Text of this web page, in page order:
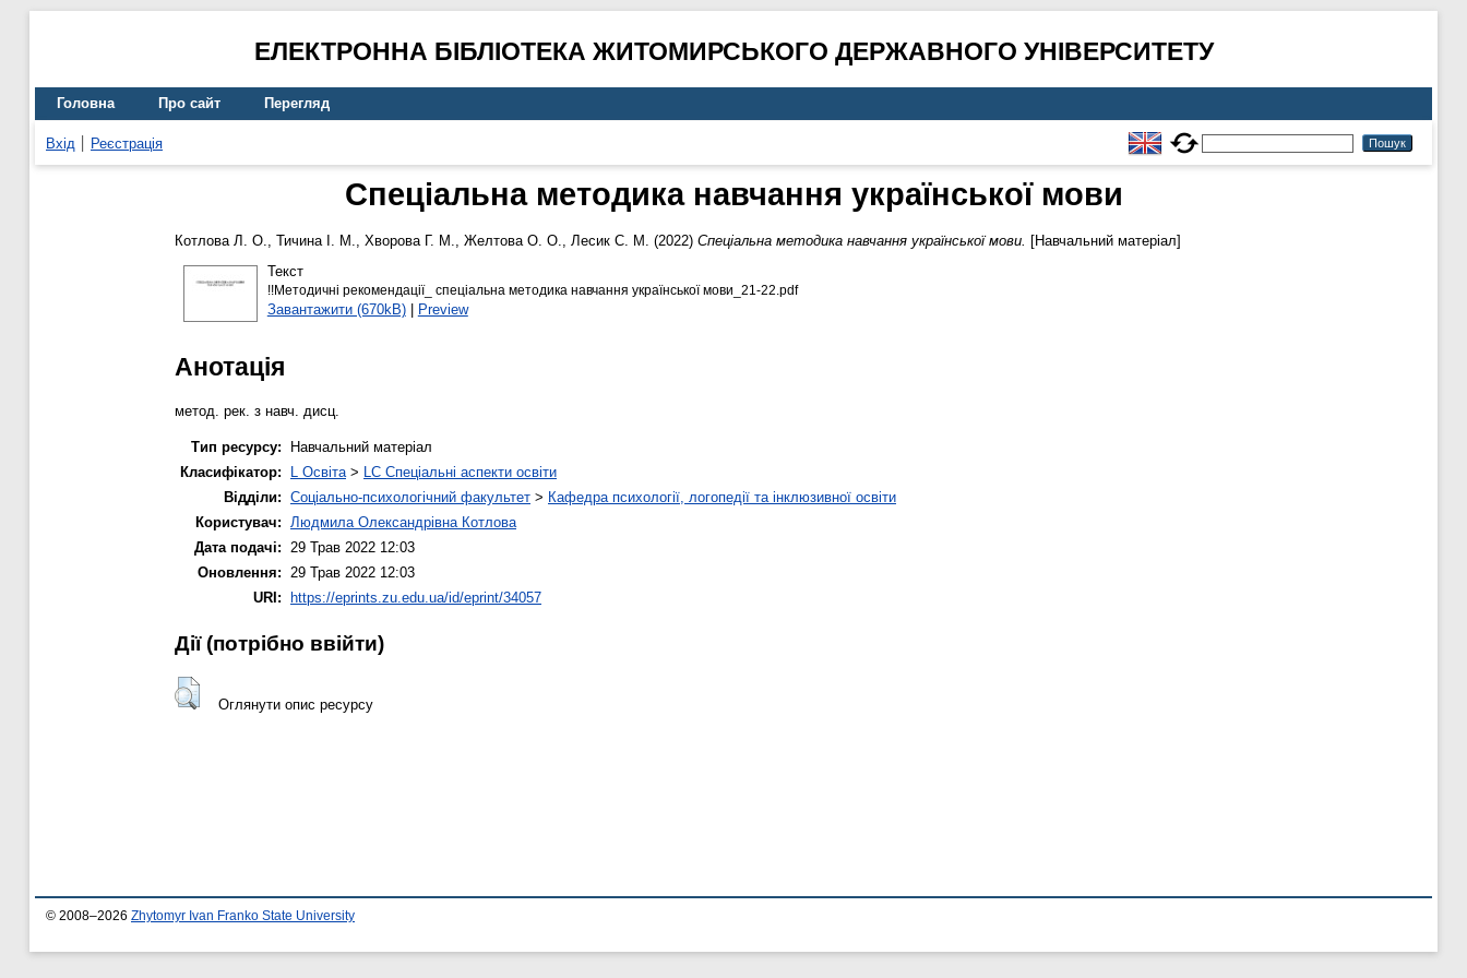
ЕЛЕКТРОННА БІБЛІОТЕКА ЖИТОМИРСЬКОГО ДЕРЖАВНОГО УНІВЕРСИТЕТУ
Головна Про сайт Перегляд
Вхід Реєстрація
Спеціальна методика навчання української мови
Котлова Л. О., Тичина І. М., Хворова Г. М., Желтова О. О., Лесик С. М. (2022) Спеціальна методика навчання української мови. [Навчальний матеріал]
Текст
!!Методичні рекомендації_ спеціальна методика навчання української мови_21-22.pdf
Завантажити (670kB)| Preview
Анотація
метод. рек. з навч. дисц.
Тип ресурсу:
Навчальний матеріал
Класифікатор:
L Освіта > LC Спеціальні аспекти освіти
Відділи: Соціально-психологічний факультет > Кафедра психології, логопедії та інклюзивної освіти
Користувач:
Людмила Олександрівна Котлова
Дата подачі:
29 Трав 2022 12:03
Оновлення:
29 Трав 2022 12:03
URI: https://eprints.zu.edu.ua/id/eprint/34057
Дії ​​(потрібно ввійти)
Оглянути опис ресурсу
© 2008–2026 Zhytomyr Ivan Franko State University